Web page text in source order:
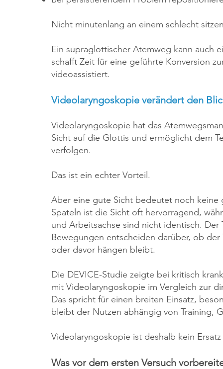
Nicht minutenlang an einem schlecht
Ein supraglottischer Atemweg kann auch
schafft Zeit für eine geführte Konversion
videoassistiert.
Videolaryngoskopie verändert den
Videolaryngoskopie hat das
Sicht auf die Glottis und ermöglicht dem
verfolgen.
Das ist ein echter Vorteil.
Aber eine gute Sicht bedeutet noch
Spateln ist die Sicht oft hervorragend,
und Arbeitsachse sind nicht identisch.
Bewegungen entscheiden darüber, ob
oder davor hängen bleibt.
Die DEVICE-Studie zeigte bei kritisch
mit Videolaryngoskopie im Vergleich zur
Das spricht für einen breiten Einsatz,
bleibt der Nutzen abhängig von Training,
Videolaryngoskopie ist deshalb kein
Was vor dem ersten Versuch